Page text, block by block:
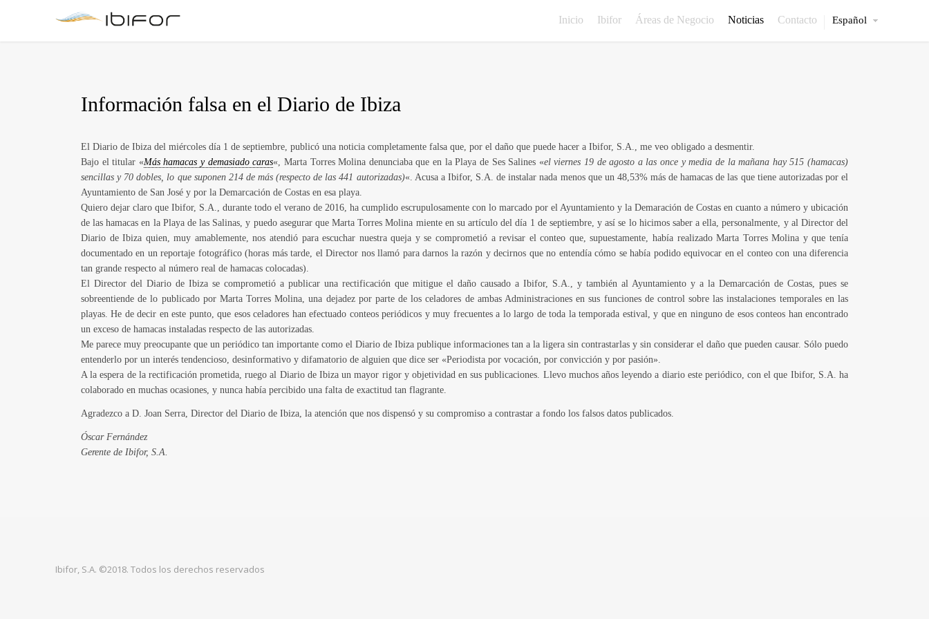
Español
Inicio Ibifor Áreas de Negocio Noticias Contacto
Información falsa en el Diario de Ibiza
El Diario de Ibiza del miércoles día 1 de septiembre, publicó una noticia completamente falsa que, por el daño que puede hacer a Ibifor, S.A., me veo obligado a desmentir.
Bajo el titular «Más hamacas y demasiado caras«, Marta Torres Molina denunciaba que en la Playa de Ses Salines «el viernes 19 de agosto a las once y media de la mañana hay 515 (hamacas)
sencillas y 70 dobles, lo que suponen 214 de más (respecto de las 441 autorizadas)«. Acusa a Ibifor, S.A. de instalar nada menos que un 48,53% más de hamacas de las que tiene autorizadas por el
Ayuntamiento de San José y por la Demarcación de Costas en esa playa.
Quiero dejar claro que Ibifor, S.A., durante todo el verano de 2016, ha cumplido escrupulosamente con lo marcado por el Ayuntamiento y la Demaración de Costas en cuanto a número y ubicación
de las hamacas en la Playa de las Salinas, y puedo asegurar que Marta Torres Molina miente en su artículo del día 1 de septiembre, y así se lo hicimos saber a ella, personalmente, y al Director del
Diario de Ibiza quien, muy amablemente, nos atendió para escuchar nuestra queja y se comprometió a revisar el conteo que, supuestamente, había realizado Marta Torres Molina y que tenía
documentado en un reportaje fotográfico (horas más tarde, el Director nos llamó para darnos la razón y decirnos que no entendía cómo se había podido equivocar en el conteo con una diferencia
tan grande respecto al número real de hamacas colocadas).
El Director del Diario de Ibiza se comprometió a publicar una rectificación que mitigue el daño causado a Ibifor, S.A., y también al Ayuntamiento y a la Demarcación de Costas, pues se
sobreentiende de lo publicado por Marta Torres Molina, una dejadez por parte de los celadores de ambas Administraciones en sus funciones de control sobre las instalaciones temporales en las
playas. He de decir en este punto, que esos celadores han efectuado conteos periódicos y muy frecuentes a lo largo de toda la temporada estival, y que en ninguno de esos conteos han encontrado
un exceso de hamacas instaladas respecto de las autorizadas.
Me parece muy preocupante que un periódico tan importante como el Diario de Ibiza publique informaciones tan a la ligera sin contrastarlas y sin considerar el daño que pueden causar. Sólo puedo
entenderlo por un interés tendencioso, desinformativo y difamatorio de alguien que dice ser «Periodista por vocación, por convicción y por pasión».
A la espera de la rectificación prometida, ruego al Diario de Ibiza un mayor rigor y objetividad en sus publicaciones. Llevo muchos años leyendo a diario este periódico, con el que Ibifor, S.A. ha
colaborado en muchas ocasiones, y nunca había percibido una falta de exactitud tan flagrante.
Agradezco a D. Joan Serra, Director del Diario de Ibiza, la atención que nos dispensó y su compromiso a contrastar a fondo los falsos datos publicados.
Óscar Fernández
Gerente de Ibifor, S.A.
Ibifor, S.A. ©2018. Todos los derechos reservados